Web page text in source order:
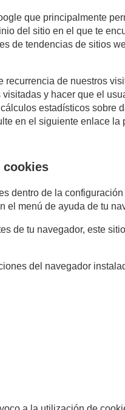
que principalmente
del sitio en el que te
de tendencias de sitios
de nuestros
y hacer que el
estadísticos sobre
en el siguiente enlace la
cookies
dentro de la
el menú de ayuda de tu
de tu navegador, este
del navegador